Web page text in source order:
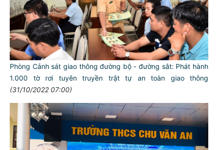
Phòng Cảnh sát giao thông đường bộ - đường sắt: Phát hành
1.000 tờ rơi tuyên truyền trật tự an toàn giao thông
(31/10/2022 07:00)